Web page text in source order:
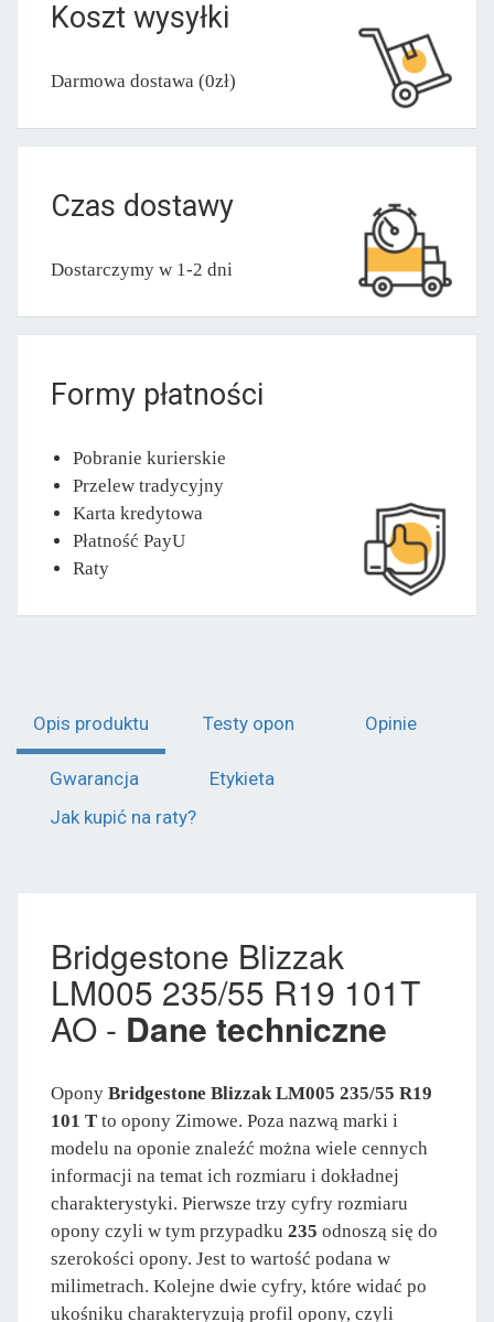
Koszt wysyłki
Darmowa dostawa (0zł)
Czas dostawy
Dostarczymy w 1-2 dni
Formy płatności
Pobranie kurierskie
Przelew tradycyjny
Karta kredytowa
Płatność PayU
Raty
Opis produktu Testy opon Opinie
Gwarancja
Etykieta
Jak kupić na raty?
Bridgestone Blizzak
LM005 235/55 R19 101T
AO - Dane techniczne
Opony Bridgestone Blizzak LM005 235/55 R19
101 T to opony Zimowe. Poza nazwą marki i
modelu na oponie znaleźć można wiele cennych
informacji na temat ich rozmiaru i dokładnej
charakterystyki. Pierwsze trzy cyfry rozmiaru
opony czyli w tym przypadku 235 odnoszą się do
szerokości opony. Jest to wartość podana w
milimetrach. Kolejne dwie cyfry, które widać po
ukośniku charakteryzują profil opony, czyli